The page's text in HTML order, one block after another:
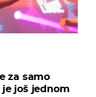
za samo
još jednom